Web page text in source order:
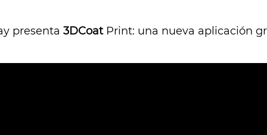
presenta 3DCoatPrint: una nueva aplicación